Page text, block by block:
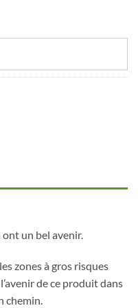
un bel avenir.
zones à gros risques
de ce produit dans
chemin.